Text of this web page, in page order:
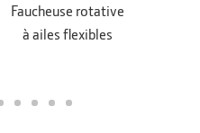
Faucheuse rotative
à ailes flexibles